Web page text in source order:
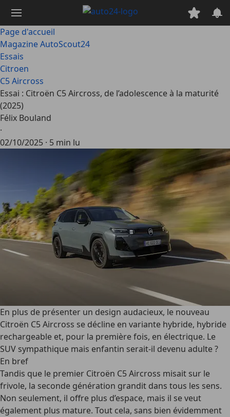
contenu
principal
Page d'accueil
Magazine AutoScout24
Essais
Citroen
C5 Aircross
Essai : Citroën C5 Aircross, de l’adolescence à la maturité
(2025)
Félix Bouland
·
02/10/2025 · 5 min lu
En plus de présenter un design audacieux, le nouveau
Citroën C5 Aircross se décline en variante hybride, hybride
rechargeable et, pour la première fois, en électrique. Le
SUV sympathique mais enfantin serait-il devenu adulte ?
En bref
Tandis que le premier Citroën C5 Aircross misait sur le
frivole, la seconde génération grandit dans tous les sens.
Non seulement, il offre plus d’espace, mais il se veut
également plus mature. Tout cela, sans bien évidemment